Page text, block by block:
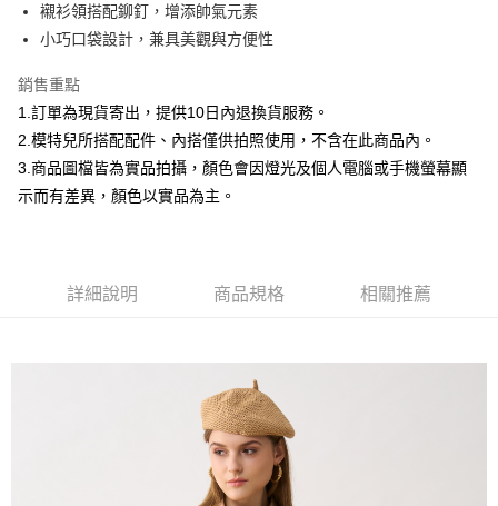
國泰世華商業銀行
臺灣中小企業銀行
台中商業銀行
聯邦商業銀行
元大商業銀行
永豐商業銀行
台新國際商業銀行
中國信託商業銀行
台灣樂天信用卡公司
Apple Pay
悠遊付
Google Pay
全盈+PAY
【大哥付你分期使用說明】
1.本服務由台灣大哥大提供，台灣大哥大用戶可立即使用無須另外申請。
3.實際核准額度、可分期數及費用金額請依後續交易確認頁面所載為準。
4.訂單成立30分鐘內，如未前往確認交易或遇審核未通過，訂單將自動取
消。如遇「轉專審核」未通過狀況，表示未達大哥付你分期系統評分，恕無
1.分期款項不併入電信帳單，「大哥付你分期」於每月結算日後寄送繳費提
AFTEE先享後付
１．簡單：不需註冊會員、不需綁卡、不需儲值。
２．便利：只要手機號碼，簡訊認證，即可結帳。
３．安心：先確認商品／服務後，再付款。
【「AFTEE先享後付」結帳流程】
每筆NT$120，滿NT$2,000(含以上)免運費
襯衫領搭配鉚釘，增添帥氣元素
小巧口袋設計，兼具美觀與方便性
銷售重點
1.訂單為現貨寄出，提供10日內退換貨服務。
2.模特兒所搭配配件、內搭僅供拍照使用，不含在此商品內。
3.商品圖檔皆為實品拍攝，顏色會因燈光及個人電腦或手機螢幕顯
示而有差異，顏色以實品為主。
詳細說明 商品規格 相關推薦